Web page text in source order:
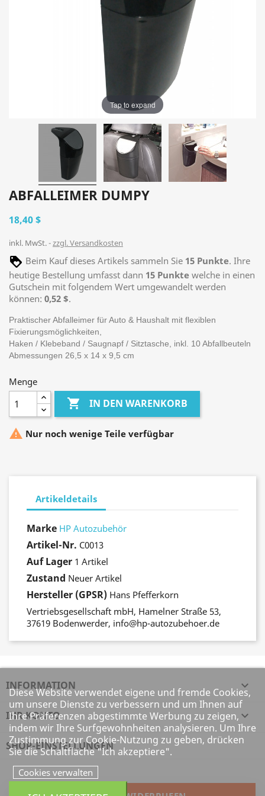
Tap to expand
ABFALLEIMER DUMPY
18,40 $
inkl. MwSt. zzgl. Versandkosten
Beim Kauf dieses Artikels sammeln Sie 15 Punkte. Ihre
heutige Bestellung umfasst dann 15 Punkte welche in einen
Gutschein mit folgendem Wert umgewandelt werden
können: 0,52 $.
Praktischer Abfalleimer für Auto & Haushalt mit flexiblen
Fixierungsmöglichkeiten,
Haken / Klebeband / Saugnapf / Sitztasche, inkl. 10 Abfallbeuteln
Abmessungen 26,5 x 14 x 9,5 cm
Menge
 IN DEN WARENKORB
 Nur noch wenige Teile verfügbar
Artikeldetails
Marke HP Autozubehör
Artikel-Nr. C0013
Auf Lager 1 Artikel
Zustand Neuer Artikel
Hersteller (GPSR) Hans Pfefferkorn
Vertriebsgesellschaft mbH, Hamelner Straße 53,
37619 Bodenwerder, info@hp-autozubehoer.de
INFORMATION 
IHR KONTO 
SHOP-EINSTELLUNGEN
Diese Website verwendet eigene und fremde Cookies,
um unsere Dienste zu verbessern und um Ihnen auf
Ihre Präferenzen abgestimmte Werbung zu zeigen,
indem wir Ihre Surfgewohnheiten analysieren. Um Ihre
Zustimmung zur Cookie-Nutzung zu geben, drücken
Sie die Schaltfläche "Ich akzeptiere".
Cookies verwalten